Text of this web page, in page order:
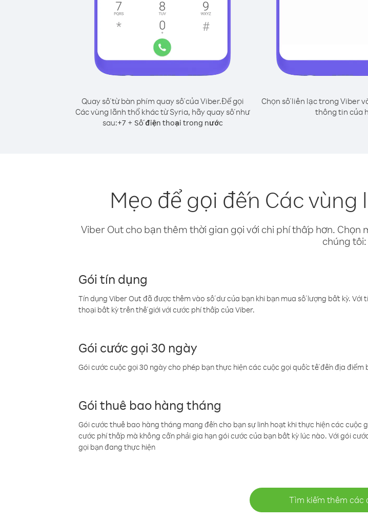
Quay số từ bàn phím quay số của Viber.Để gọi
Các vùng lãnh thổ khác từ Syria, hãy quay số như
sau:+7+ Số điện thoại trong nước
Chọn số liên lạc trong Viber
thông tin của
Mẹo để gọi đến Các
Viber Out cho bạn thêm thời gian gọi với chi phí thấp hơn.
chúng tôi:
Gói tín dụng
Tín dụng Viber Out đã được thêm vào số dư của bạn khi bạn mua số lượng bất kỳ.
thoại bất kỳ trên thế giới với cước phí thấp của Viber.
Gói cước gọi 30 ngày
Gói cước cuộc gọi 30 ngày cho phép bạn thực hiện các cuộc gọi quốc tế đến địa
Gói thuê bao hàng tháng
Gói cước thuê bao hàng tháng mang đến cho bạn sự linh hoạt khi thực hiện các cuộc
cước phí thấp mà không cần phải gia hạn gói cước của bạn bất kỳ lúc nào. Với gói
gọi bạn đang thực hiện
Tìm kiếm thêm các